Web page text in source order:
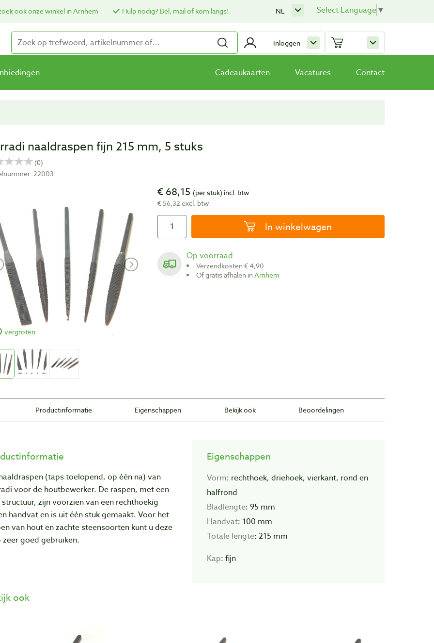
ook onze winkel in Arnhem Hulp nodig? Bel, mail of kom langs! Select Language▼
NL
Inloggen
Cadeaukaarten Vacatures Contact
naaldraspen fijn 215 mm, 5 stuks
22003
vergroten
€ 68,15 (per stuk) incl. btw
€ 56,32 excl. btw
In winkelwagen
Op voorraad
Verzendkosten € 4,90
Of gratis afhalen inArnhem
Productinformatie Eigenschappen Bekijk ook Beoordelingen
(taps toelopend, op één na) van
voor de houtbewerker. De raspen, met een
zijn voorzien van een rechthoekig
handvat en is uit één stuk gemaakt. Voor het
van hout en zachte steensoorten kunt u deze
zeer goed gebruiken.
Eigenschappen
Vorm: rechthoek, driehoek, vierkant, rond en
halfrond
Bladlengte: 95 mm
Handvat: 100 mm
Totale lengte: 215 mm
Kap: fijn
ook